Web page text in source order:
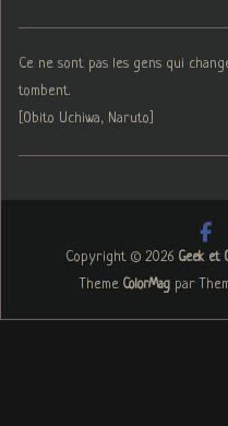
Ce ne sont pas les gens qui
tombent.
[Obito Uchiwa, Naruto]
Copyright © 2026 Geek et
Theme ColorMagpar